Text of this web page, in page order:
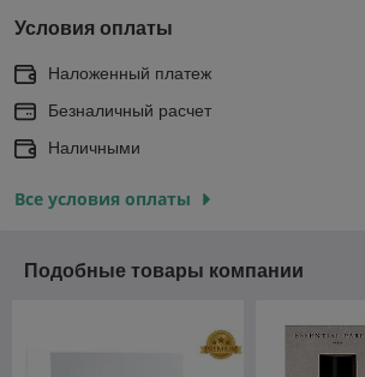
Условия оплаты
Наложенный платеж
Безналичный расчет
Наличными
Все условия оплаты
Подобные товары компании